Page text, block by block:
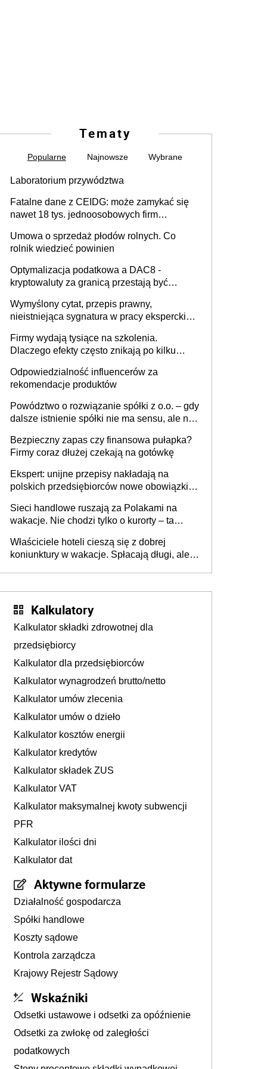
Tematy
Popularne Najnowsze Wybrane
Laboratorium przywództwa
Fatalne dane z CEIDG: może zamykać się
nawet 18 tys. jednoosobowych firm
Umowa o sprzedaż płodów rolnych. Co
rolnik wiedzieć powinien
Optymalizacja podatkowa a DAC8 -
kryptowaluty za granicą przestają być
Wymyślony cytat, przepis prawny,
nieistniejąca sygnatura w pracy eksperckiej -
firmie
Firmy wydają tysiące na szkolenia.
Dlaczego efekty często znikają po kilku
Odpowiedzialność influencerów za
rekomendacje produktów
Powództwo o rozwiązanie spółki z o.o. – gdy
dalsze istnienie spółki nie ma sensu, ale nie
Bezpieczny zapas czy finansowa pułapka?
Firmy coraz dłużej czekają na gotówkę
Ekspert: unijne przepisy nakładają na
polskich przedsiębiorców nowe obowiązki w
Sieci handlowe ruszają za Polakami na
wakacje. Nie chodzi tylko o kurorty – ta
tam, gdzie wielu spędzi urlop po cichu
Właściciele hoteli cieszą się z dobrej
koniunktury w wakacje. Spłacają długi, ale
Kalkulatory
Kalkulator składki zdrowotnej dla
przedsiębiorcy
Kalkulator dla przedsiębiorców
Kalkulator wynagrodzeń brutto/netto
Kalkulator umów zlecenia
Kalkulator umów o dzieło
Kalkulator kosztów energii
Kalkulator kredytów
Kalkulator składek ZUS
Kalkulator VAT
Kalkulator maksymalnej kwoty subwencji
PFR
Kalkulator ilości dni
Kalkulator dat
Aktywne formularze
Działalność gospodarcza
Spółki handlowe
Koszty sądowe
Kontrola zarządcza
Krajowy Rejestr Sądowy
Wskaźniki
Odsetki ustawowe i odsetki za opóźnienie
Odsetki za zwłokę od zaległości
podatkowych